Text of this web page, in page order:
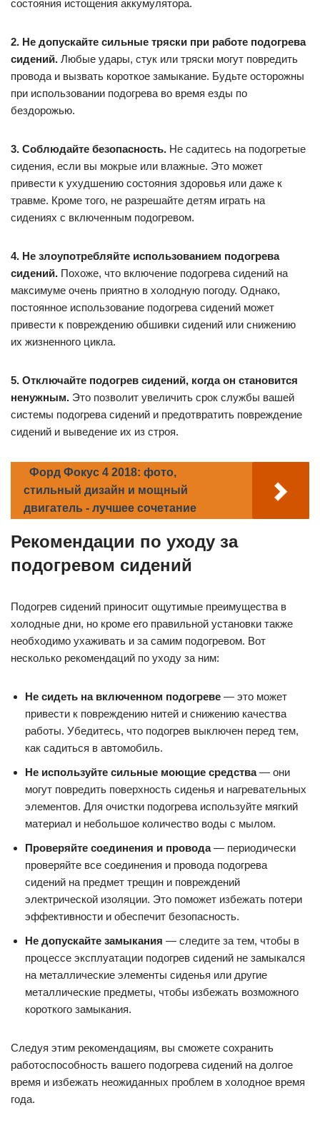
состояния истощения аккумулятора.
2. Не допускайте сильные тряски при работе подогрева
сидений. Любые удары, стук или тряски могут повредить
провода и вызвать короткое замыкание. Будьте осторожны
при использовании подогрева во время езды по
бездорожью.
3. Соблюдайте безопасность. Не садитесь на подогретые
сидения, если вы мокрые или влажные. Это может
привести к ухудшению состояния здоровья или даже к
травме. Кроме того, не разрешайте детям играть на
сидениях с включенным подогревом.
4. Не злоупотребляйте использованием подогрева
сидений. Похоже, что включение подогрева сидений на
максимуме очень приятно в холодную погоду. Однако,
постоянное использование подогрева сидений может
привести к повреждению обшивки сидений или снижению
их жизненного цикла.
5. Отключайте подогрев сидений, когда он становится
ненужным. Это позволит увеличить срок службы вашей
системы подогрева сидений и предотвратить повреждение
сидений и выведение их из строя.
Форд Фокус 4 2018: фото,
стильный дизайн и мощный
двигатель - лучшее сочетание
Рекомендации по уходу за
подогревом сидений
Подогрев сидений приносит ощутимые преимущества в
холодные дни, но кроме его правильной установки также
необходимо ухаживать и за самим подогревом. Вот
несколько рекомендаций по уходу за ним:
Не сидеть на включенном подогреве — это может
привести к повреждению нитей и снижению качества
работы. Убедитесь, что подогрев выключен перед тем,
как садиться в автомобиль.
Не используйте сильные моющие средства— они
могут повредить поверхность сиденья и нагревательных
элементов. Для очистки подогрева используйте мягкий
материал и небольшое количество воды с мылом.
Проверяйте соединения и провода— периодически
проверяйте все соединения и провода подогрева
сидений на предмет трещин и повреждений
электрической изоляции. Это поможет избежать потери
эффективности и обеспечит безопасность.
Не допускайте замыкания — следите за тем, чтобы в
процессе эксплуатации подогрев сидений не замыкался
на металлические элементы сиденья или другие
металлические предметы, чтобы избежать возможного
короткого замыкания.
Следуя этим рекомендациям, вы сможете сохранить
работоспособность вашего подогрева сидений на долгое
время и избежать неожиданных проблем в холодное время
года.